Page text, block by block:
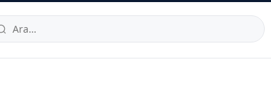
TRTelefon:0850 444 30 49E-posta:info@dijinika.net